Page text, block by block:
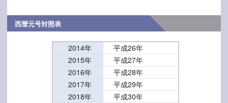
西暦元号対照表
2014年
平成26年
2015年
平成27年
2016年
平成28年
2017年
平成29年
2018年
平成30年